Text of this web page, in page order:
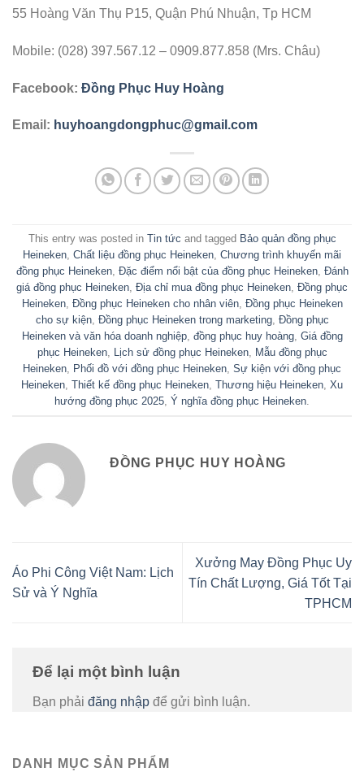
55 Hoàng Văn Thụ P15, Quận Phú Nhuận, Tp HCM
Mobile: (028) 397.567.12 – 0909.877.858 (Mrs. Châu)
Facebook: Đồng Phục Huy Hoàng
Email: huyhoangdongphuc@gmail.com
This entry was posted in Tin tức and tagged Bảo quản đồng phục
Heineken Chất liệu đồng phục Heineken Chương trình khuyến mãi
đồng phục Heineken, Đặc điểm nổi bật của đồng phục Heineken, Đánh
giá đồng phục Heineken Địa chỉ mua đồng phục Heineken Đồng phục
Heineken, Đồng phục Heineken cho nhân viên, Đồng phục Heineken
cho sự kiện, Đồng phục Heineken trong marketing, Đồng phục
Heineken và văn hóa doanh nghiệp, đồng phục huy hoàng, Giá đồng
phục Heineken, Lịch sử đồng phục Heineken, Mẫu đồng phục
Heineken Phối đồ với đồng phục Heineken Sự kiện với đồng phục
Heineken Thiết kế đồng phục Heineken Thương hiệu Heineken Xu
hướng đồng phục 2025 Ý nghĩa đồng phục Heineken
ĐỒNG PHỤC HUY HOÀNG
Áo Phi Công Việt Nam: Lịch
Sử và Ý Nghĩa
Xưởng May Đồng Phục Uy
Tín Chất Lượng, Giá Tốt Tại
TPHCM
Để lại một bình luận
Bạn phải đăng nhập để gửi bình luận.
DANH MỤC SẢN PHẨM